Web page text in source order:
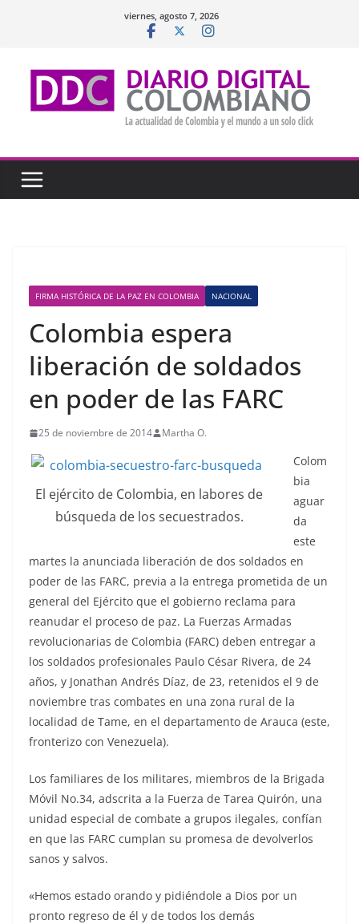
viernes, agosto 7, 2026
FIRMA HISTÓRICA DE LA PAZ EN COLOMBIA NACIONAL
Colombia espera
liberación de soldados
en poder de las FARC
25 de noviembre de 2014 Martha O.
El ejército de Colombia, en labores de
búsqueda de los secuestrados.
Colom
bia
aguar
da
este
martes la anunciada liberación de dos soldados en
poder de las FARC, previa a la entrega prometida de un
general del Ejército que el gobierno reclama para
reanudar el proceso de paz. La Fuerzas Armadas
revolucionarias de Colombia (FARC) deben entregar a
los soldados profesionales Paulo César Rivera, de 24
años, y Jonathan Andrés Díaz, de 23, retenidos el 9 de
noviembre tras combates en una zona rural de la
localidad de Tame, en el departamento de Arauca (este,
fronterizo con Venezuela).
Los familiares de los militares, miembros de la Brigada
Móvil No.34, adscrita a la Fuerza de Tarea Quirón, una
unidad especial de combate a grupos ilegales, confían
en que las FARC cumplan su promesa de devolverlos
sanos y salvos.
«Hemos estado orando y pidiéndole a Dios por un
pronto regreso de él y de todos los demás